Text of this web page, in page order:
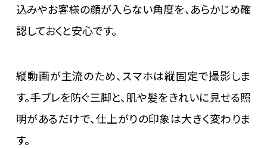
込みやお客様の顔が入らない角度を、あらかじめ確
認しておくと安心です。
縦動画が主流のため、スマホは縦固定で撮影しま
す。手ブレを防ぐ三脚と、肌や髪をきれいに見せる照
明があるだけで、仕上がりの印象は大きく変わりま
す。